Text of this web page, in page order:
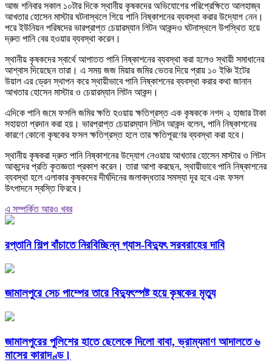
আজ শনিবার সকাল ১০টার দিকে স্থানীয় কৃষকদের অভিযোগের পরিপ্রেক্ষিতে আলহাজ্ব
আখতার হোসেন মাস্টার ঘটনাস্থলে গিয়ে পানি নিষ্কাশনের ব্যবস্থা করার উদ্যোগ নেন।
পরে ইউনিয়ন পরিষদের ভারপ্রাপ্ত চেয়ারম্যান লিটন আকন্দও ঘটনাস্থলে উপস্থিত হয়ে
দ্রুত পানি বের হওয়ার ব্যবস্থা করেন।
স্থানীয় কৃষকদের স্বার্থে আপাতত পানি নিষ্কাশনের ব্যবস্থা করা হলেও স্থায়ী সমাধানের
আশ্বাস দিয়েছেন তারা। এ সময় জজ মিয়ার জমির ভেতর দিয়ে প্রায় ১০ ইঞ্চি ইটের
উয়াল এর ড্রেন স্থাপন করে স্থায়ীভাবে পানি নিষ্কাশনের ব্যবস্থা করার কথা জানান
আখতার হোসেন মাস্টার ও চেয়ারম্যান লিটন আকন্দ।
এদিকে পানি জমে ফসলি জমির ক্ষতি হওয়ায় ক্ষতিগ্রস্ত এক কৃষককে নগদ ২ হাজার টাকা
সহায়তা প্রদান করা হয়। ভারপ্রাপ্ত চেয়ারম্যান লিটন আকন্দ বলেন, পানি নিষ্কাশনের
কারণে কোনো কৃষকের ফসল ক্ষতিগ্রস্ত হলে তার ক্ষতিপূরণের ব্যবস্থা করা হবে।
স্থানীয় কৃষকরা দ্রুত পানি নিষ্কাশনের উদ্যোগ নেওয়ায় আখতার হোসেন মাস্টার ও লিটন
আকন্দের প্রতি কৃতজ্ঞতা প্রকাশ করেন। তারা আশা করছেন, স্থায়ীভাবে পানি নিষ্কাশনের
ব্যবস্থা হলে এলাকার কৃষকদের দীর্ঘদিনের জলাবদ্ধতার সমস্যা দূর হবে এবং ফসল
উৎপাদনে স্বস্তি ফিরবে।
এ সম্পর্কিত আরও খবর
রপ্তানি শিল্প বাঁচাতে নিরবিচ্ছিন্ন গ্যাস-বিদ্যুৎ সরবরাহের দাবি
জামালপুরে সেচ পাম্পের তারে বিদ্যুৎস্পষ্ট হয়ে কৃষকের মৃত্যু
জামালপুরের পুলিশের হাতে ছেলেকে দিলো বাবা, ভ্রাম্যমাণ আদালতে ৬
মাসের কারাদণ্ড।